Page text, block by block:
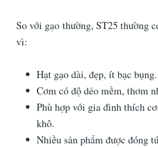
So với gạo thường, ST25 thường
vì:
Hạt gạo dài, đẹp, ít bạc bụng.
Cơm có độ dẻo mềm, thơm
Phù hợp với gia đình thích
khô.
Nhiều sản phẩm được đóng